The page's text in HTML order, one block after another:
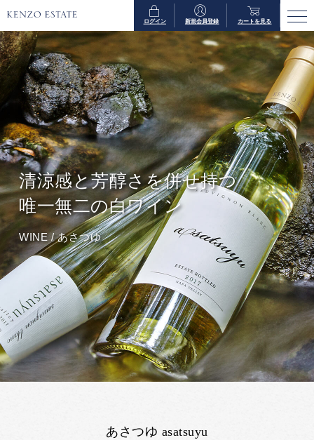
ログイン 新規会員登録 カートを見る
清涼感と芳醇さを併せ持つ
唯一無二の白ワイン
WINE / あさつゆ
あさつゆ asatsuyu